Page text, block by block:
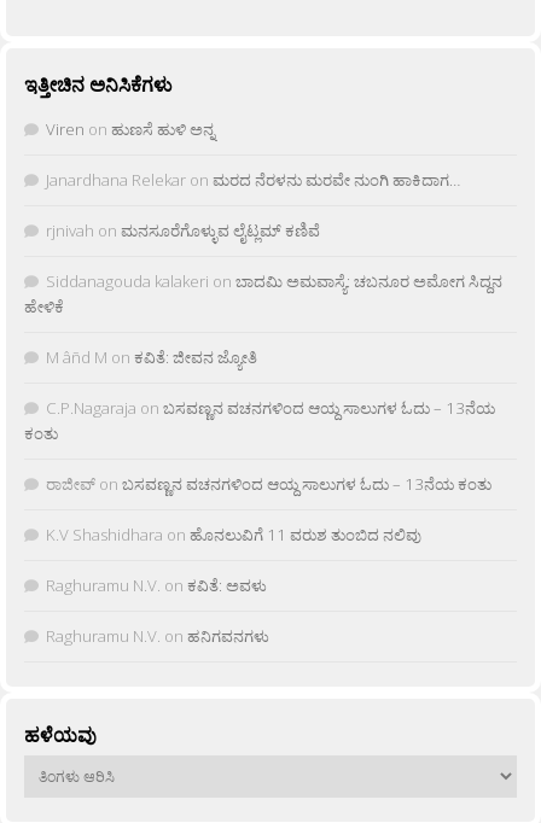
ಇತ್ತೀಚಿನ ಅನಿಸಿಕೆಗಳು
Viren on ಹುಣಸೆ ಹುಳಿ ಅನ್ನ
Janardhana Relekar on ಮರದ ನೆರಳನು ಮರವೇ ನುಂಗಿ ಹಾಕಿದಾಗ…
rjnivah on ಮನಸೂರೆಗೊಳ್ಳುವ ಲೈಟ್ಲಮ್ ಕಣಿವೆ
Siddanagouda kalakeri on ಬಾದಮಿ ಅಮವಾಸ್ಯೆ: ಚಬನೂರ ಅಮೋಗ ಸಿದ್ದನ
ಹೇಳಿಕೆ
M âñd M on ಕವಿತೆ: ಜೀವನ ಜ್ಯೋತಿ
C.P.Nagaraja on ಬಸವಣ್ಣನ ವಚನಗಳಿಂದ ಆಯ್ದ ಸಾಲುಗಳ ಓದು – 13ನೆಯ
ಕಂತು
ರಾಜೀವ್ on ಬಸವಣ್ಣನ ವಚನಗಳಿಂದ ಆಯ್ದ ಸಾಲುಗಳ ಓದು – 13ನೆಯ ಕಂತು
K.V Shashidhara on ಹೊನಲುವಿಗೆ 11 ವರುಶ ತುಂಬಿದ ನಲಿವು
Raghuramu N.V. on ಕವಿತೆ: ಅವಳು
Raghuramu N.V. on ಹನಿಗವನಗಳು
ಹಳೆಯವು
ಹಳೆಯವು